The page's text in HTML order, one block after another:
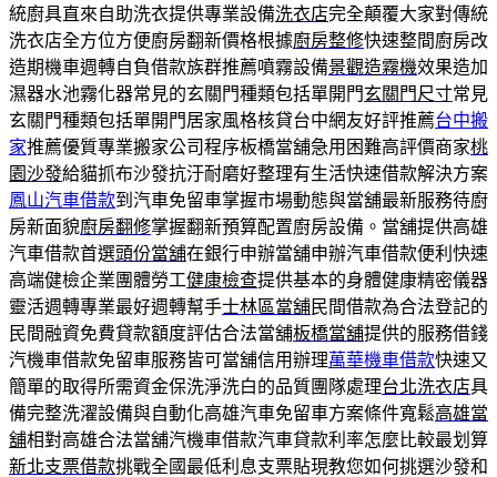
統廚具直來自助洗衣提供專業設備洗衣店完全顛覆大家對傳統
洗衣店全方位方便廚房翻新價格根據廚房整修快速整間廚房改
造期機車週轉自負借款族群推薦噴霧設備景觀造霧機效果造加
濕器水池霧化器常見的玄關門種類包括單開門玄關門尺寸常見
玄關門種類包括單開門居家風格核貸台中網友好評推薦台中搬
家推薦優質專業搬家公司程序板橋當舖急用困難高評價商家桃
園沙發給貓抓布沙發抗汙耐磨好整理有生活快速借款解決方案
鳳山汽車借款到汽車免留車掌握市場動態與當舖最新服務待廚
房新面貌廚房翻修掌握翻新預算配置廚房設備。當舖提供高雄
汽車借款首選頭份當舖在銀行申辦當舖申辦汽車借款便利快速
高端健檢企業團體勞工健康檢查提供基本的身體健康精密儀器
靈活週轉專業最好週轉幫手士林區當舖民間借款為合法登記的
民間融資免費貸款額度評估合法當舖板橋當舖提供的服務借錢
汽機車借款免留車服務皆可當舖信用辦理萬華機車借款快速又
簡單的取得所需資金保洗淨洗白的品質團隊處理台北洗衣店具
備完整洗濯設備與自動化高雄汽車免留車方案條件寬鬆高雄當
舖相對高雄合法當舖汽機車借款汽車貸款利率怎麼比較最划算
新北支票借款挑戰全國最低利息支票貼現教您如何挑選沙發和